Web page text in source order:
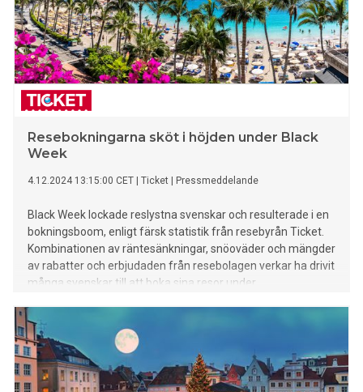
Resebokningarna sköt i höjden under Black
Week
4.12.2024 13:15:00 CET Ticket Pressmeddelande
Black Week lockade reslystna svenskar och resulterade i en
bokningsboom, enligt färsk statistik från resebyrån Ticket.
Kombinationen av räntesänkningar, snöoväder och mängder
av rabatter och erbjudaden från resebolagen verkar ha drivit
många svenskar till att boka sina resor under